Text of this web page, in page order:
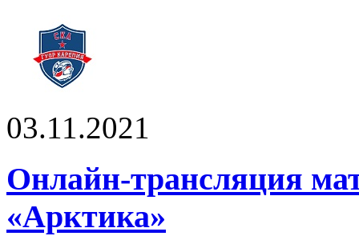
03.11.2021
Онлайн-трансляция
«Арктика»